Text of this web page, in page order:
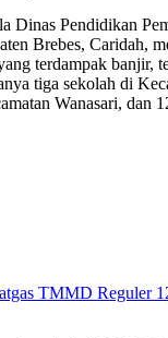
Dinas Pendidikan
Brebes, Caridah,
terdampak banjir,
tiga sekolah di
Wanasari, dan
TMMD Reguler